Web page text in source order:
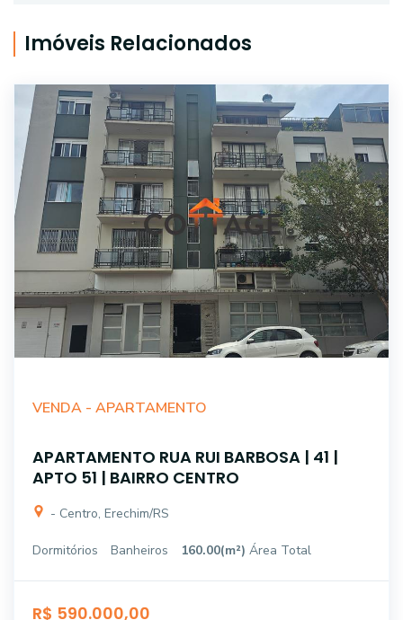
Imóveis Relacionados
VENDA - APARTAMENTO
APARTAMENTO RUA RUI BARBOSA | 41 |
APTO 51 | BAIRRO CENTRO
- Centro, Erechim/RS
Dormitórios Banheiros 160.00(m²) Área Total
R$ 590.000,00